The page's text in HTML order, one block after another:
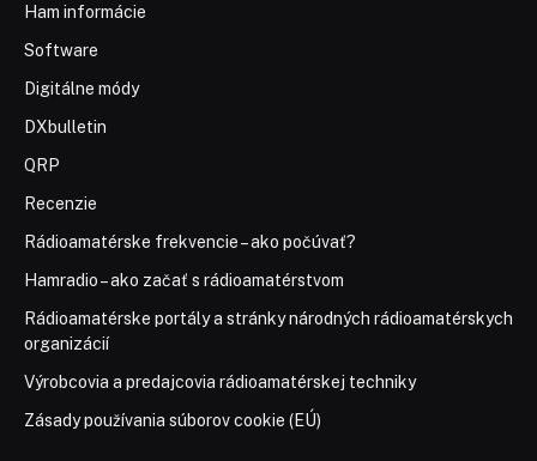
Ham informácie
Software
Digitálne módy
DXbulletin
QRP
Recenzie
Rádioamatérske frekvencie – ako počúvať?
Hamradio – ako začať s rádioamatérstvom
Rádioamatérske portály a stránky národných rádioamatérskych
organizácií
Výrobcovia a predajcovia rádioamatérskej techniky
Zásady používania súborov cookie (EÚ)